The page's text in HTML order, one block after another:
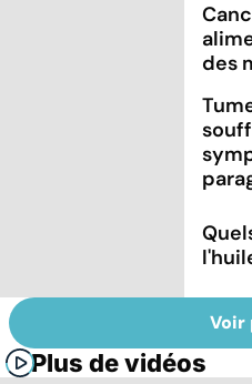
des
Voir
Plus de vidéos